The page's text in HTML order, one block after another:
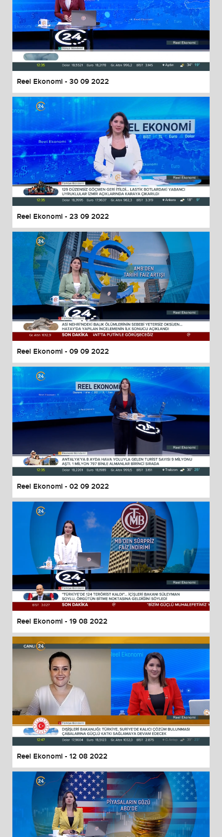
Reel Ekonomi - 30 09 2022
Reel Ekonomi - 23 09 2022
Reel Ekonomi - 09 09 2022
Reel Ekonomi - 02 09 2022
Reel Ekonomi - 19 08 2022
Reel Ekonomi - 12 08 2022